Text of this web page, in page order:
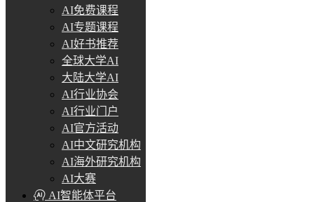
AI免费课程
AI专题课程
AI好书推荐
全球大学AI
大陆大学AI
AI行业协会
AI行业门户
AI官方活动
AI中文研究机构
AI海外研究机构
AI大赛
AI智能体平台